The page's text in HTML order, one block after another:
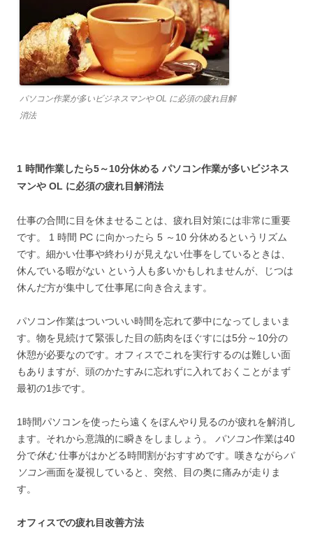
パソコン作業が多いビジネスマンや OL に必須の疲れ目解
消法
1 時間作業したら5～10分休める パソコン作業が多いビジネス
マンや OL に必須の疲れ目解消法
仕事の合間に目を休ませることは、疲れ目対策には非常に重要
です。 1 時間 PC に向かったら 5 ～10 分休めるというリズム
です。細かい仕事や終わりが見えない仕事をしているときは、
休んでいる暇がない という人も多いかもしれませんが、じつは
休んだ方が集中して仕事尾に向き合えます。
パソコン作業はついついい時間を忘れて夢中になってしまいま
す。物を見続けて緊張した目の筋肉をほぐすには5分～10分の
休憩が必要なのです。オフィスでこれを実行するのは難しい面
もありますが、頭のかたすみに忘れずに入れておくことがまず
最初の1歩です。
1時間パソコンを使ったら遠くをぼんやり見るのが疲れを解消し
ます。それから意識的に瞬きをしましょう。 パソコン作業は40
分で休む仕事がはかどる時間割がおすすめです。嘆きながらパ
ソコン画面を凝視していると、突然、目の奥に痛みが走りま
す。
オフィスでの疲れ目改善方法